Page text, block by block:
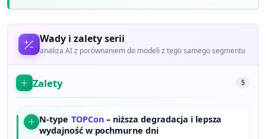
Wady i zalety serii
analiza AI z porównaniem do modeli z tego samego segmentu
Zalety 5
N-type TOPCon – niższa degradacja i lepsza
wydajność w pochmurne dni